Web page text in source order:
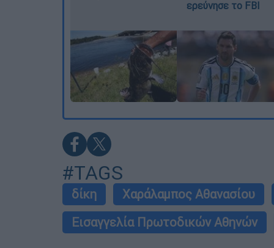
ερεύνησε το FBI
#TAGS
δίκη Χαράλαμπος Αθανασίου
Εισαγγελία Πρωτοδικών Αθηνών